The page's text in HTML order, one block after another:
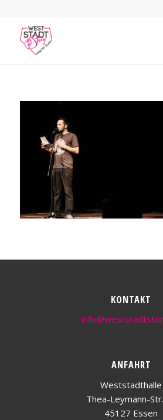
KONTAKT
ANFAHRT
Weststadthalle
Thea-Leymann-
45127 Essen